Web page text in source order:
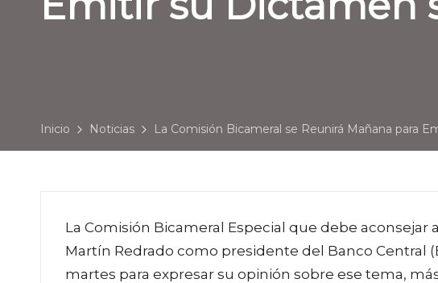
Inicio Noticias La Comisión Bicameral se Reunirá Mañana para
La Comisión Bicameral Especial que debe
Martín Redrado como presidente del Banco Central
martes para expresar su opinión sobre ese tema,